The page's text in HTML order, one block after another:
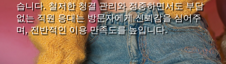
습니다. 철저한 청결 관리와 정중하면서도 부담
없는 직원 응대는 방문자에게 신뢰감을 심어주
며, 전반적인 이용 만족도를 높입니다.